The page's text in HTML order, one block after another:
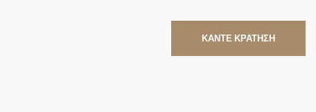
ΚΑΝΤΕ ΚΡΑΤΗΣΗ